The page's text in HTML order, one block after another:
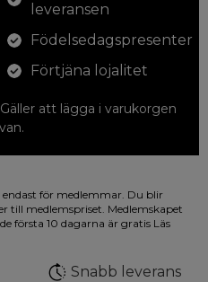
leveransen
Födelsedagspresenter
Förtjäna lojalitet
att lägga i varukorgen
dina teckningar med. På
finns fjärilar i vilda fluorescerande
för medlemmar. Du blir
till medlemspriset. Medlemskapet
första 10 dagarna är gratis Läs
Snabb leverans